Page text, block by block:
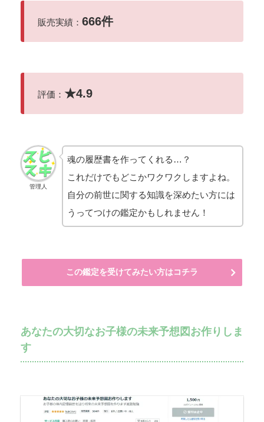
販売実績： 666件
評価： ★4.9
管理人
魂の履歴書を作ってくれる…？
これだけでもどこかワクワクしますよね。
自分の前世に関する知識を深めたい方には
うってつけの鑑定かもしれません！
この鑑定を受けてみたい方はコチラ
あなたの大切なお子様の未来予想図お作りしま
す